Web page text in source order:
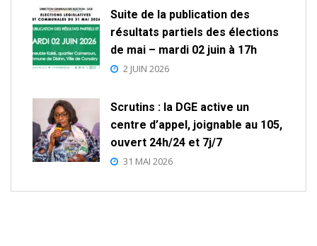
Suite de la publication des
résultats partiels des élections
de mai – mardi 02 juin à 17h
2 JUIN 2026
Scrutins : la DGE active un
centre d’appel, joignable au 105,
ouvert 24h/24 et 7j/7
31 MAI 2026